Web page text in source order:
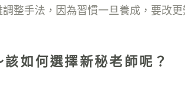
整手法，因為習慣一旦養成，要改
該如何選擇新秘老師呢？